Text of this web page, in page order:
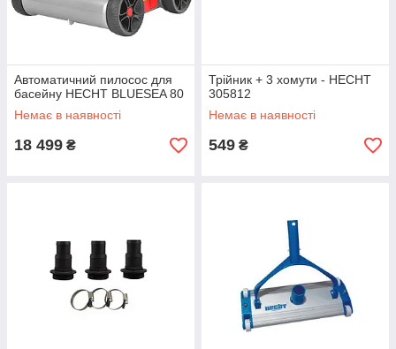
Автоматичний пилосос для
басейну HECHT BLUESEA 80
Немає в наявності
18 499 ₴
Трійник + 3 хомути - HECHT
305812
Немає в наявності
549 ₴